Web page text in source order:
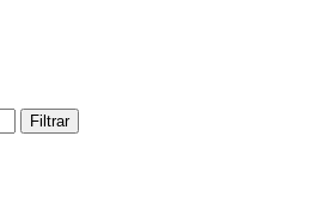
Filtrar